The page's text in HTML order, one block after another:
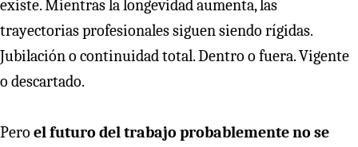
existe. Mientras la longevidad aumenta, las
trayectorias profesionales siguen siendo rígidas.
Jubilación o continuidad total. Dentro o fuera. Vigente
o descartado.
Pero el futuro del trabajo probablemente no se